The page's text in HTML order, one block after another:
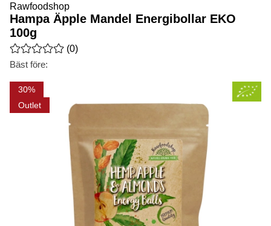
Rawfoodshop
Hampa Äpple Mandel Energibollar EKO
100g
Medelbetyg 0 av 5 Antal betyg 0
(0)
Bäst före:
30
Outlet
Produktbilder Hampa Äpple Mandel Energibollar EKO 100g